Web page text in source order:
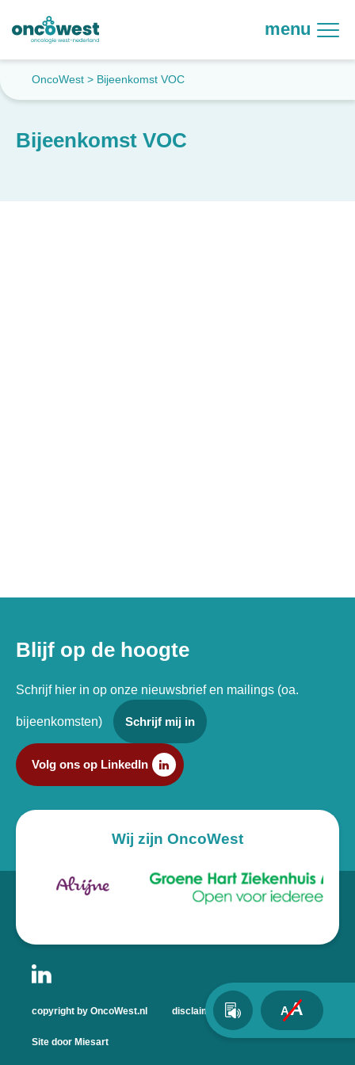
menu
OncoWest > Bijeenkomst VOC
Bijeenkomst VOC
Blijf op de hoogte
Schrijf hier in op onze nieuwsbrief en mailings (oa.
bijeenkomsten) Schrijf mij in
Volg ons op LinkedIn
Wij zijn OncoWest
copyright by OncoWest.nl disclaimer privacyverklaring
Site door Miesart
AA